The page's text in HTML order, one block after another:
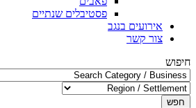
פסטיבלים שנתיים
אירועים בנגב
צור קשר
חיפוש
חפש